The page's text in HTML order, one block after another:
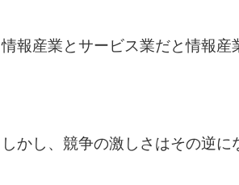
情報産業とサービス業だと情報産
しかし、競争の激しさはその逆に